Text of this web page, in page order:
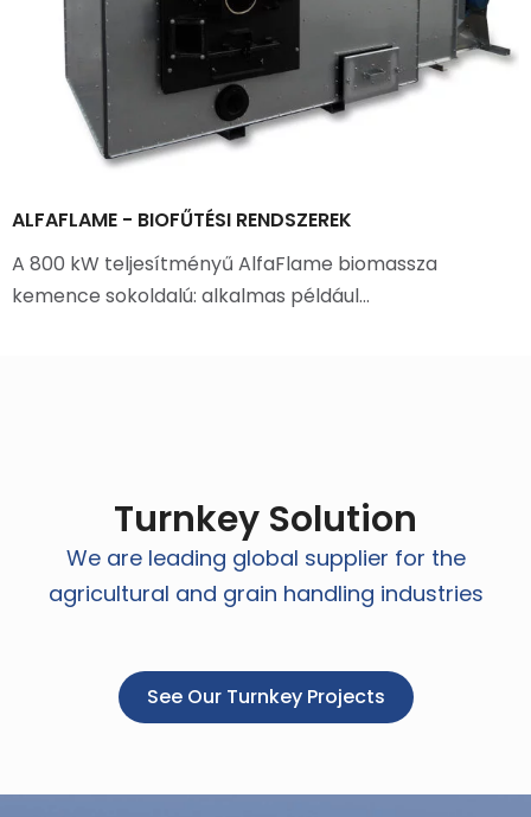
ALFAFLAME - BIOFŰTÉSI RENDSZEREK
A 800 kW teljesítményű AlfaFlame biomassza
kemence sokoldalú: alkalmas például…
Turnkey Solution
We are leading global supplier for the
agricultural and grain handling industries
See Our Turnkey Projects